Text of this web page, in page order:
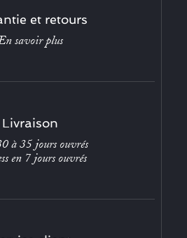
et retours
savoir plus
Livraison
à 35 jours ouvrés
en 7 jours ouvrés